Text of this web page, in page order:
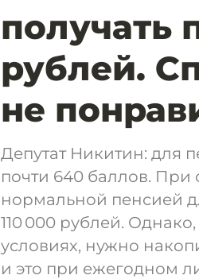
получать
рублей.
не
Депутат Никитин: для
почти 640 баллов. При
нормальной пенсией
110 000 рублей.
условиях, нужно
и это при ежегодном